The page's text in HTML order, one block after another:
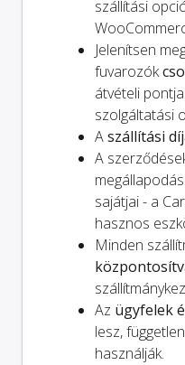
szállítási
Jelenítsen
fuvarozók
átvételi
szolgáltatási
Aszállítási
A
sajátjai - a
hasznos
Minden
Az ügyfelek
lesz,
használják.